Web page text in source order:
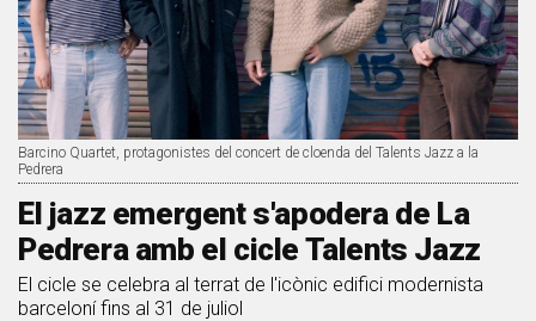
Barcino Quartet, protagonistes del concert de cloenda del Talents Jazz a la
Pedrera
El jazz emergent s'apodera de La
Pedrera amb el cicle Talents Jazz
El cicle se celebra al terrat de l'icònic edifici modernista
barceloní fins al 31 de juliol